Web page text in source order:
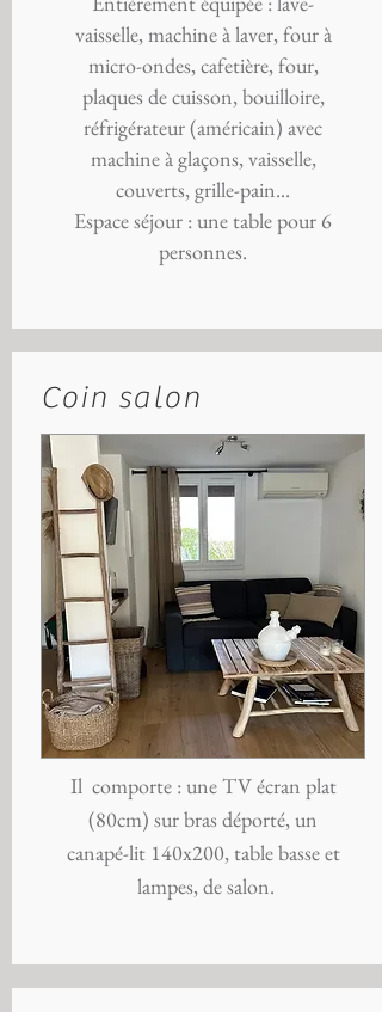
vaisselle, machine à laver, four à
micro-ondes, cafetière, four,
plaques de cuisson, bouilloire,
réfrigérateur (américain) avec
machine à glaçons, vaisselle,
couverts, grille-pain...
Espace séjour : une table pour 6
personnes.
Coin salon
Il comporte : une TV écran plat
(80cm) sur bras déporté, un
canapé-lit 140x200, table basse et
lampes, de salon.